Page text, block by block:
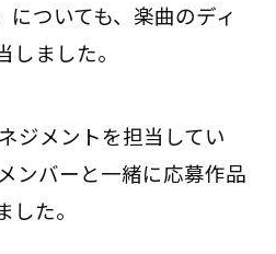
ついても、楽曲のディ
ました。
ジメントを担当してい
ンバーと一緒に応募作品
た。